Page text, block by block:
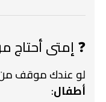
❓ إمتى أحتاج
لو عندك موقف
أطفال: